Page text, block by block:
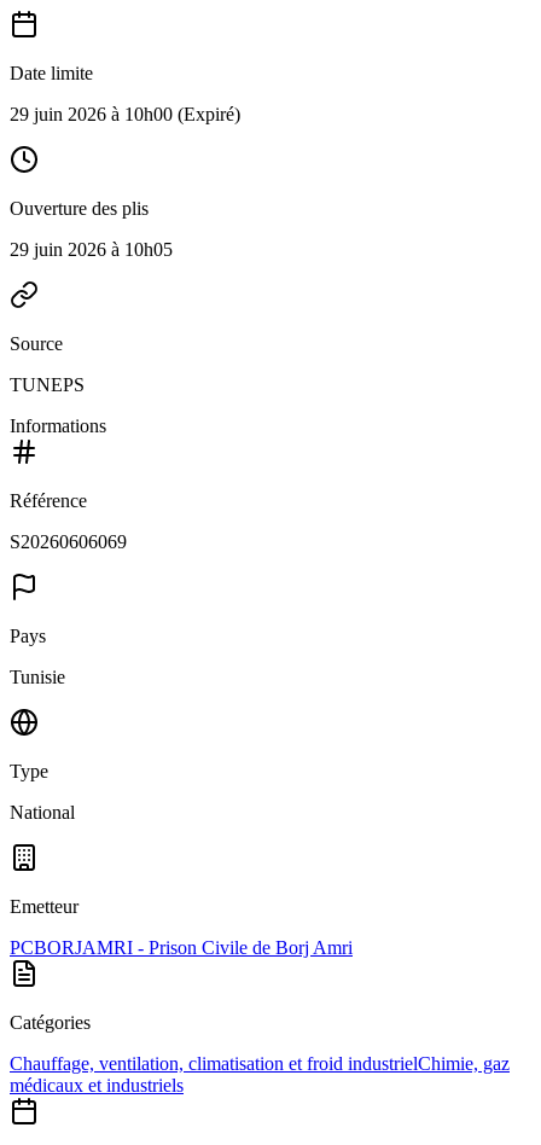
Date limite
29 juin 2026 à 10h00 (Expiré)
Ouverture des plis
29 juin 2026 à 10h05
Source
TUNEPS
Informations
Référence
S20260606069
Pays
Tunisie
Type
National
Emetteur
PCBORJAMRI - Prison Civile de Borj Amri
Catégories
Chauffage, ventilation, climatisation et froid industrielChimie, gaz
médicaux et industriels